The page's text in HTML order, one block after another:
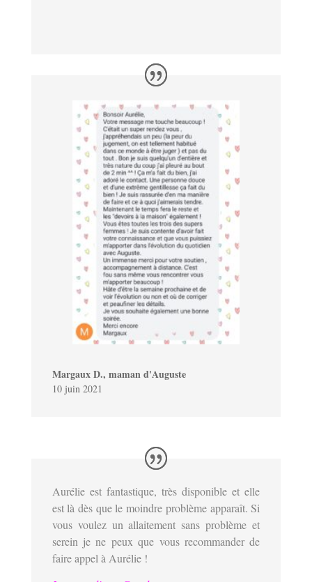
Margaux D., maman d'Auguste
10 juin 2021
Aurélie est fantastique, très disponible et elle
est là dès que le moindre problème apparaît. Si
vous voulez un allaitement sans problème et
serein je ne peux que vous recommander de
faire appel à Aurélie !